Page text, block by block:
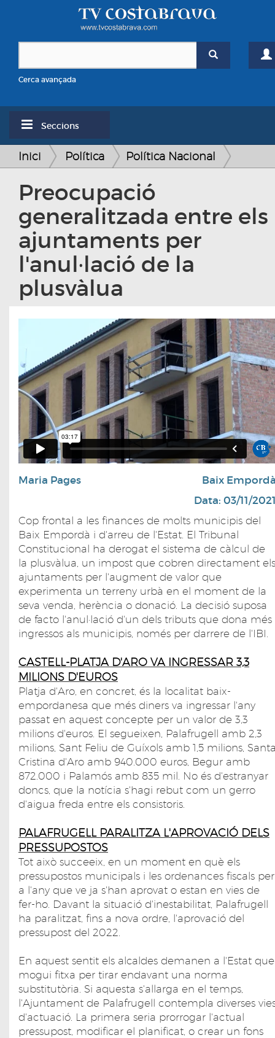
Cerca avançada
Seccions
Inici Política Política Nacional
Preocupació
generalitzada entre els
ajuntaments per
l'anul·lació de la
plusvàlua
Maria Pages
Baix
Data: 03/11/
Cop frontal a les finances de molts municipis del
Baix Empordà i d'arreu de l'Estat. El Tribunal
Constitucional ha derogat el sistema de càlcul de
la plusvàlua, un impost que cobren directament els
ajuntaments per l'augment de valor que
experimenta un terreny urbà en el moment de la
seva venda, herència o donació. La decisió suposa
de facto l'anul·lació d'un dels tributs que dona més
ingressos als municipis, només per darrere de l'IBI.
CASTELL-PLATJA D'ARO VA INGRESSAR 3,3
MILIONS D'EUROS
Platja d'Aro, en concret, és la localitat baix-
empordanesa que més diners va ingressar l'any
passat en aquest concepte per un valor de 3,3
milions d'euros. El segueixen, Palafrugell amb 2,3
milions, Sant Feliu de Guíxols amb 1,5 milions,
Cristina d'Aro amb 940.000 euros, Begur amb
872.000 i Palamós amb 835 mil. No és d'estranyar
doncs, que la notícia s'hagi rebut com un gerro
d'aigua freda entre els consistoris.
PALAFRUGELL PARALITZA L'APROVACIÓ DELS
PRESSUPOSTOS
Tot això succeeix, en un moment en què els
pressupostos municipals i les ordenances fiscals per
a l'any que ve ja s'han aprovat o estan en vies de
fer-ho. Davant la situació d'inestabilitat, Palafrugell
ha paralitzat, fins a nova ordre, l'aprovació del
pressupost del 2022.
En aquest sentit els alcaldes demanen a l'Estat que
mogui fitxa per tirar endavant una norma
substitutòria. Si aquesta s'allarga en el temps,
l'Ajuntament de Palafrugell contempla diverses
d'actuació. La primera seria prorrogar l'actual
pressupost, modificar el planificat, o crear un fons